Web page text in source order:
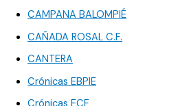
CAMPANA BALOMPIÉ
CAÑADA ROSAL C.F.
CANTERA
Crónicas EBPIE